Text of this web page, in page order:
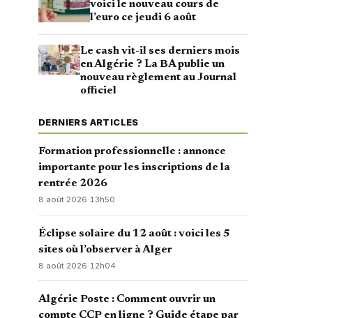
voici le nouveau cours de
l’euro ce jeudi 6 août
Le cash vit-il ses derniers mois
en Algérie ? La BA publie un
nouveau règlement au Journal
officiel
DERNIERS ARTICLES
Formation professionnelle : annonce
importante pour les inscriptions de la
rentrée 2026
8 août 2026·13h50
Éclipse solaire du 12 août : voici les 5
sites où l’observer à Alger
8 août 2026· 12h04
Algérie Poste : Comment ouvrir un
compte CCP en ligne ? Guide étape par